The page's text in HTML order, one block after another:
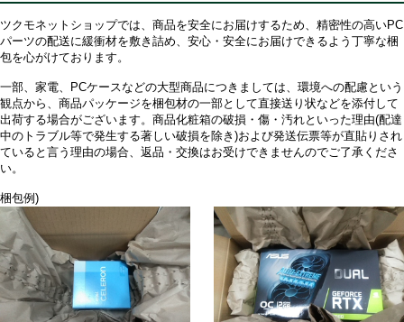
ツクモネットショップでは、商品を安全にお届けするため、精密性の高いPC
パーツの配送に緩衝材を敷き詰め、安心・安全にお届けできるよう丁寧な梱
包を心がけております。
一部、家電、PCケースなどの大型商品につきましては、環境への配慮という
観点から、商品パッケージを梱包材の一部として直接送り状などを添付して
出荷する場合がございます。商品化粧箱の破損・傷・汚れといった理由(配達
中のトラブル等で発生する著しい破損を除き)および発送伝票等が直貼りされ
ていると言う理由の場合、返品・交換はお受けできませんのでご了承くださ
い。
梱包例)